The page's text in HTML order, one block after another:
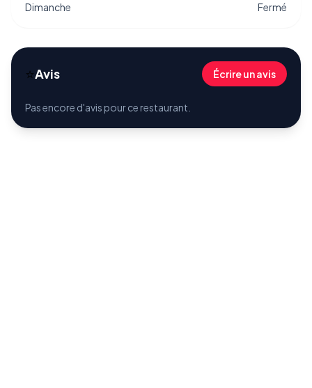
Dimanche
Fermé
⭐Avis Écrire un avis
Pas encore d'avis pour ce restaurant.